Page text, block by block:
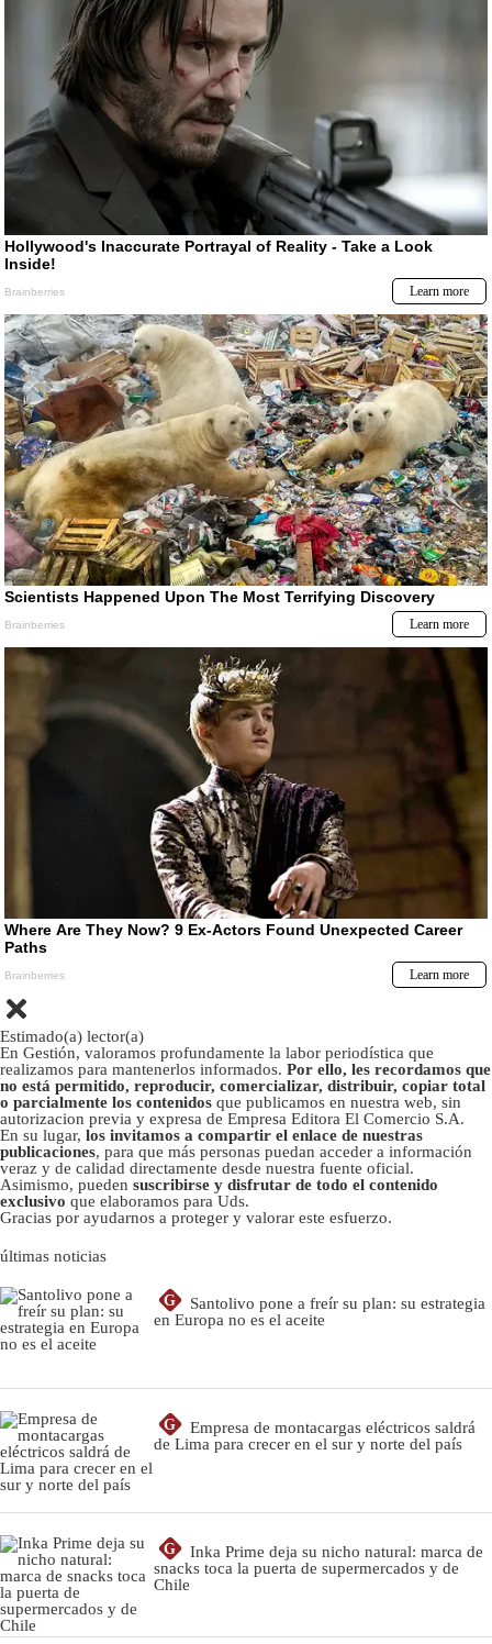
Estimado(a) lector(a)
En Gestión, valoramos profundamente la labor periodística que
realizamos para mantenerlos informados. Por ello, les recordamos que
no está permitido, reproducir, comercializar, distribuir, copiar total
o parcialmente los contenidos que publicamos en nuestra web, sin
autorizacion previa y expresa de Empresa Editora El Comercio S.A.
En su lugar, los invitamos a compartir el enlace de nuestras
publicaciones, para que más personas puedan acceder a información
veraz y de calidad directamente desde nuestra fuente oficial.
Asimismo, pueden suscribirse y disfrutar de todo el contenido
exclusivo que elaboramos para Uds.
Gracias por ayudarnos a proteger y valorar este esfuerzo.
últimas noticias
G
Santolivo pone a freír su plan: su estrategia
en Europa no es el aceite
G
Empresa de montacargas eléctricos saldrá
de Lima para crecer en el sur y norte del país
G
Inka Prime deja su nicho natural: marca de
snacks toca la puerta de supermercados y de
Chile